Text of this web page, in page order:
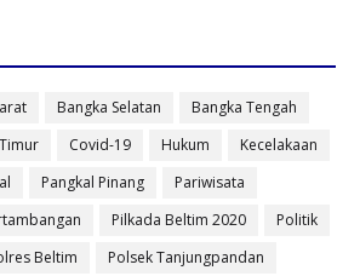
Bangka Selatan
Bangka Tengah
Covid-19 Hukum
Kecelakaan
Pangkal Pinang
Pariwisata
Pilkada Beltim 2020
Politik
Beltim
Polsek Tanjungpandan